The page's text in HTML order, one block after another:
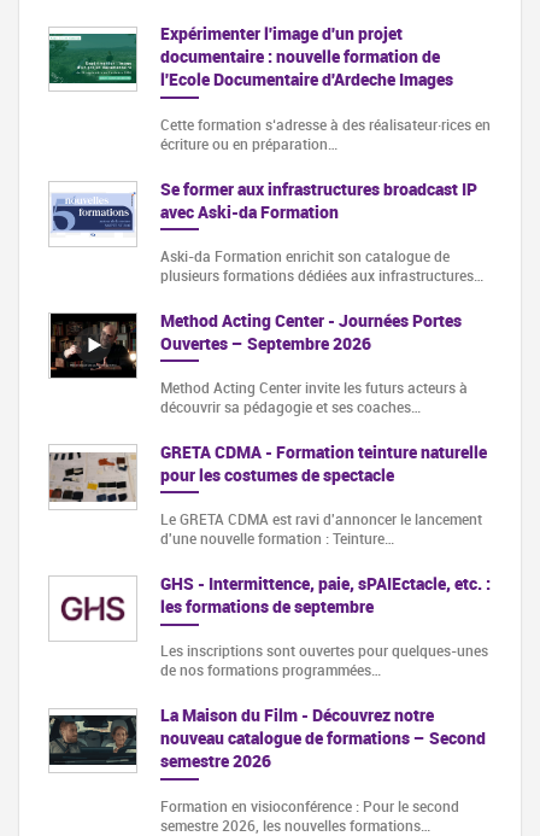
Expérimenter l'image d'un projet
documentaire : nouvelle formation de
l'Ecole Documentaire d'Ardeche Images
Cette formation s‘adresse à des réalisateur·rices en
écriture ou en préparation…
Se former aux infrastructures broadcast IP
avec Aski-da Formation
Aski-da Formation enrichit son catalogue de
plusieurs formations dédiées aux infrastructures…
Method Acting Center - Journées Portes
Ouvertes – Septembre 2026
Method Acting Center invite les futurs acteurs à
découvrir sa pédagogie et ses coaches…
GRETA CDMA - Formation teinture naturelle
pour les costumes de spectacle
Le GRETA CDMA est ravi d'annoncer le lancement
d'une nouvelle formation : Teinture…
GHS - Intermittence, paie, sPAIEctacle, etc. :
les formations de septembre
Les inscriptions sont ouvertes pour quelques-unes
de nos formations programmées…
La Maison du Film - Découvrez notre
nouveau catalogue de formations – Second
semestre 2026
Formation en visioconférence : Pour le second
semestre 2026, les nouvelles formations…